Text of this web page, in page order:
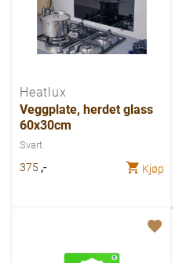
Heatlux
Veggplate, herdet glass
60x30cm
Svart
375 ,- Kjøp